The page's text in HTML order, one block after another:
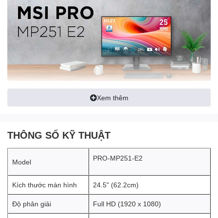
Thiết kế tối giản, hiện đại
Chân đế vững chắc, cho phép điều chỉnh độ nghiêng dễ dàng để
tìm góc nhìn thoải mái nhất.
Xem thêm
THÔNG SỐ KỸ THUẬT
Model PRO-MP251-E2
Kích thước màn hình 24.5" (62.2cm)
Độ phân giải Full HD (1920 x 1080)